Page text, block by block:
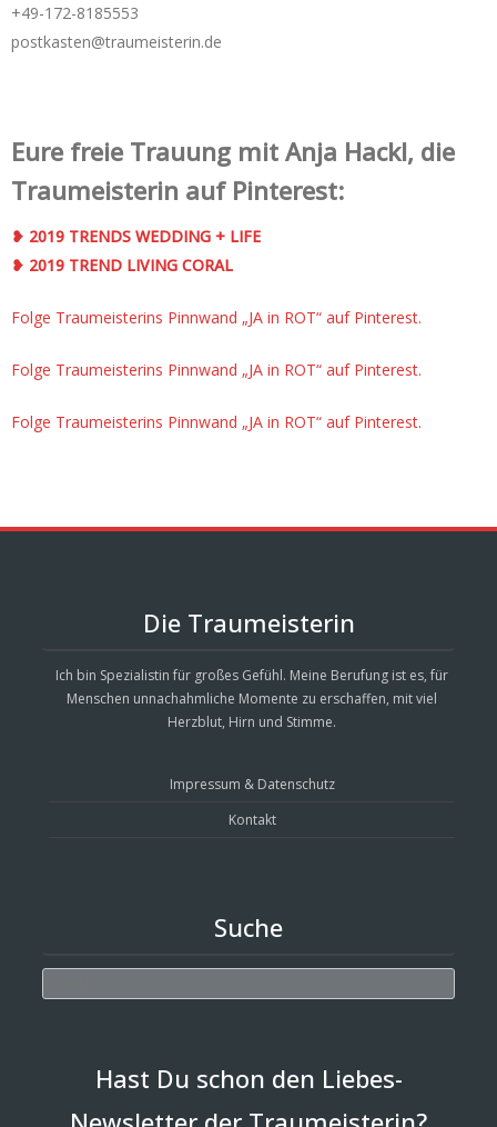
+49-172-­8185553
postkasten@traumeisterin.de
Eure freie Trauung mit Anja Hackl, die
Traumeisterin auf Pinterest:
❥ 2019 TRENDS WEDDING + LIFE
❥ 2019 TREND LIVING CORAL
Folge Traumeisterins Pinnwand „JA in ROT“ auf Pinterest.
Folge Traumeisterins Pinnwand „JA in ROT“ auf Pinterest.
Folge Traumeisterins Pinnwand „JA in ROT“ auf Pinterest.
Die Traumeisterin
Ich bin Spezialistin für großes Gefühl. Meine Berufung ist es, für
Menschen unnachahmliche Momente zu erschaffen, mit viel
Herzblut, Hirn und Stimme.
Impressum & Datenschutz
Kontakt
Suche
Hast Du schon den Liebes-